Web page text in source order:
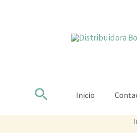
Buscar Inicio